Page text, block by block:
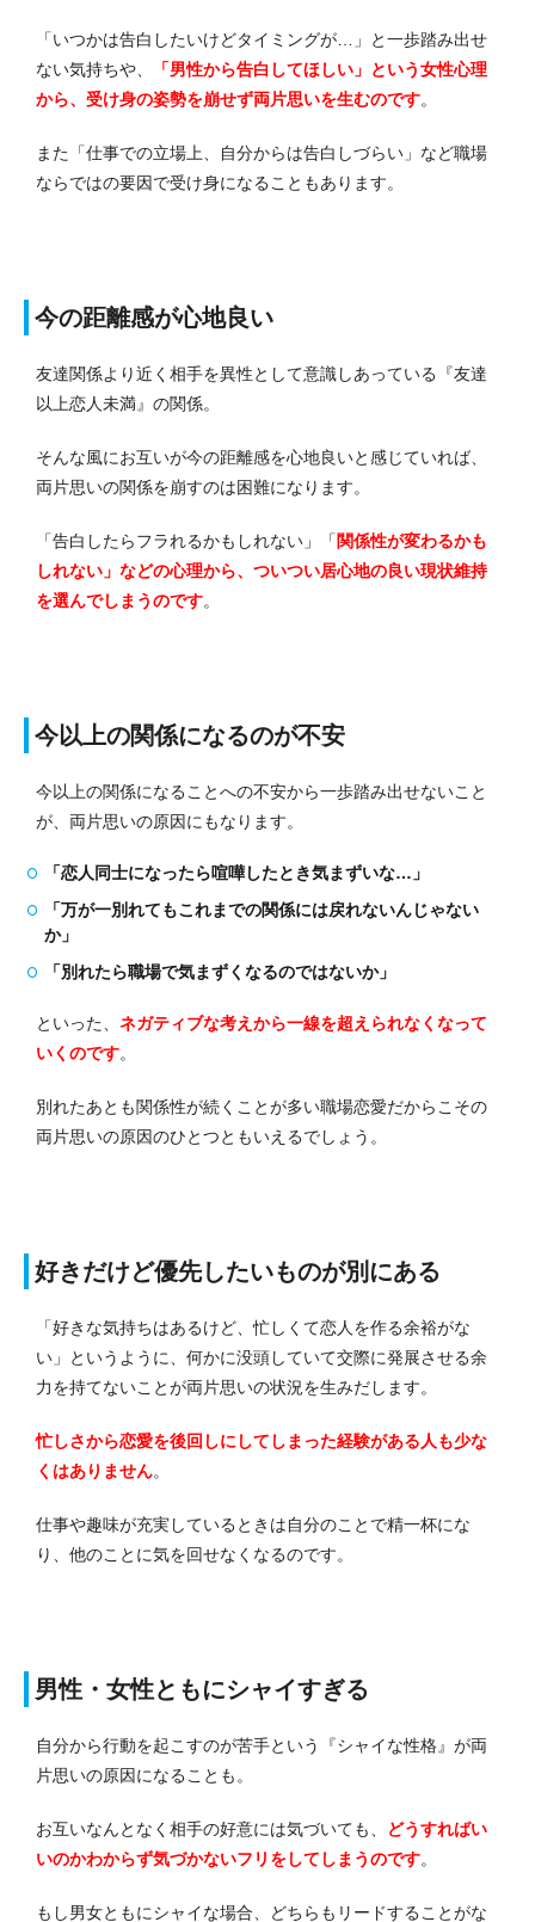
「いつかは告白したいけどタイミングが…」と一歩踏み出せ
ない気持ちや、
「男性から告白してほしい」という女性心理
から、受け身の姿勢を崩せず両片思いを生むのです。
また「仕事での立場上、自分からは告白しづらい」など職場
ならではの要因で受け身になることもあります。
今の距離感が心地良い
友達関係より近く相手を異性として意識しあっている『友達
以上恋人未満』の関係。
そんな風にお互いが今の距離感を心地良いと感じていれば、
両片思いの関係を崩すのは困難になります。
「告白したらフラれるかもしれない」「 関係性が変わるかも
しれない」などの心理から、ついつい居心地の良い現状維持
を選んでしまうのです。
今以上の関係になるのが不安
今以上の関係になることへの不安から一歩踏み出せないこと
が、両片思いの原因にもなります。
「恋人同士になったら喧嘩したとき気まずいな…」
「万が一別れてもこれまでの関係には戻れないんじゃない
か」
「別れたら職場で気まずくなるのではないか」
といった、 ネガティブな考えから一線を超えられなくなって
いくのです。
別れたあとも関係性が続くことが多い職場恋愛だからこその
両片思いの原因のひとつともいえるでしょう。
好きだけど優先したいものが別にある
「好きな気持ちはあるけど、忙しくて恋人を作る余裕がな
い」というように、何かに没頭していて交際に発展させる余
力を持てないことが両片思いの状況を生みだします。
忙しさから恋愛を後回しにしてしまった経験がある人も少な
くはありません。
仕事や趣味が充実しているときは自分のことで精一杯にな
り、他のことに気を回せなくなるのです。
男性・女性ともにシャイすぎる
自分から行動を起こすのが苦手という『シャイな性格』が両
片思いの原因になることも。
お互いなんとなく相手の好意には気づいても、
どうすればい
いのかわからず気づかないフリをしてしまうのです。
もし男女ともにシャイな場合、どちらもリードすることがな